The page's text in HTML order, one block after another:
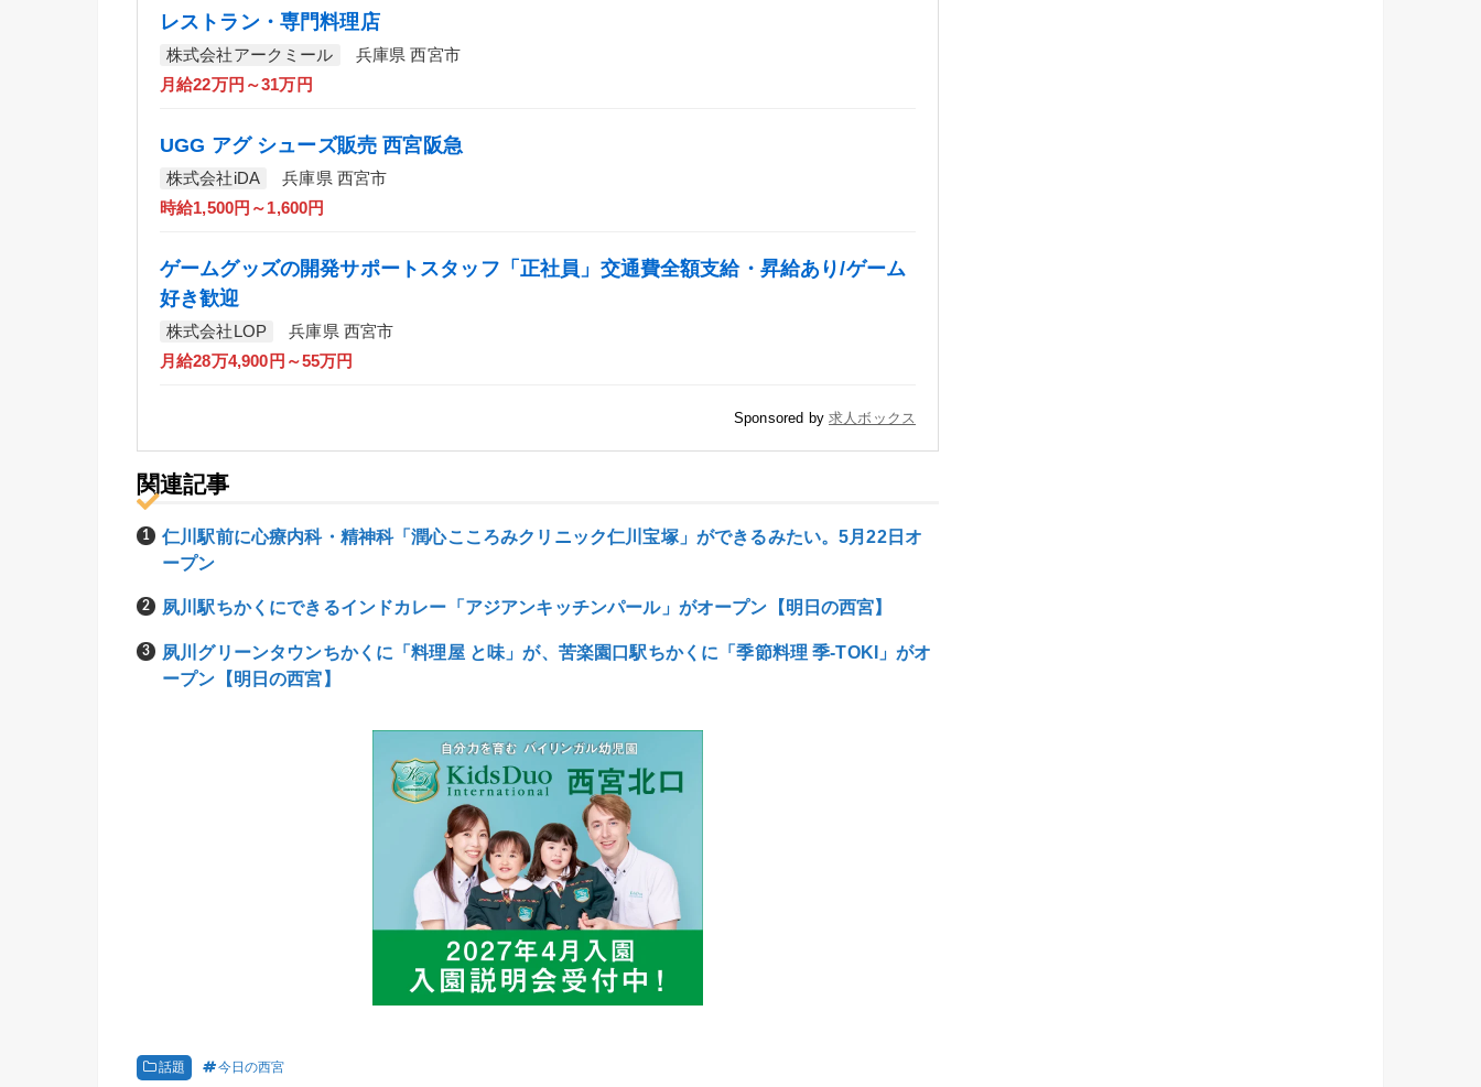
レストラン・専門料理店
株式会社アークミール
兵庫県 西宮市
月給22万円～31万円
UGG アグ シューズ販売 西宮阪急
株式会社iDA
兵庫県 西宮市
時給1,500円～1,600円
ゲームグッズの開発サポートスタッフ「正社員」交通費全額支給・昇給あり/ゲーム
好き歓迎
株式会社LOP
兵庫県 西宮市
月給28万4,900円～55万円
Sponsored by求人ボックス
関連記事
仁川駅前に心療内科・精神科「潤心こころみクリニック仁川宝塚」ができるみたい。5月22日オ
ープン
夙川駅ちかくにできるインドカレー「アジアンキッチンパール」がオープン【明日の西宮】
夙川グリーンタウンちかくに「料理屋 と味」が、苦楽園口駅ちかくに「季節料理 季-TOKI」がオ
ープン【明日の西宮】
話題 今日の西宮